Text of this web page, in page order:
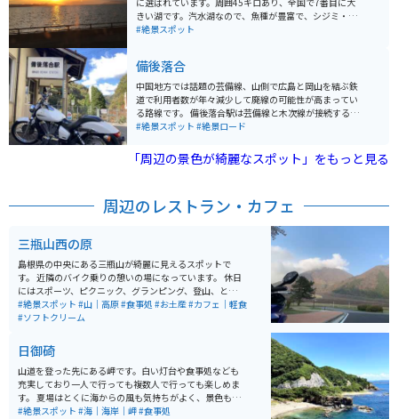
きい湖です。汽水湖なので、魚種が豊富で、シジミ・白
魚を含む宍道湖七珍は有名です。湖上には、「嫁ヶ島」
#絶景スポット
備後落合
中国地方では話題の芸備線、山側で広島と岡山を結ぶ鉄
道で利用者数が年々減少して廃線の可能性が高まってい
る路線です。 備後落合駅は芸備線と木次線が接続する駅
で渓流沿いにあるとても味わい深いレトロな駅舎です。
を通してこの路線を廃線から守っています。
#絶景スポット #絶景ロード
「周辺の景色が綺麗なスポット」をもっと見る
周辺のレストラン・カフェ
三瓶山西の原
島根県の中央にある三瓶山が綺麗に見えるスポットで
す。 近隣のバイク乗りの憩いの場になっています。 休日
にはスポーツ、ピクニック、グランピング、登山、と
色々な事をしてる人がいます。 駐車場は広く近くにはお
店（山の駅）もあるので便利です。いい休憩ポイントで
#絶景スポット #山｜高原#食事処 #お土産#カフェ｜軽食
#ソフトクリーム
日御碕
山道を登った先にある岬です。白い灯台や食事処なども
充実しており一人で行っても複数人で行っても楽しめま
す。 夏場はとくに海からの風も気持ちがよく、景色も良
いため絶景スポットとしても有名です。 出雲大社も近く
#絶景スポット #海｜海岸｜岬#食事処